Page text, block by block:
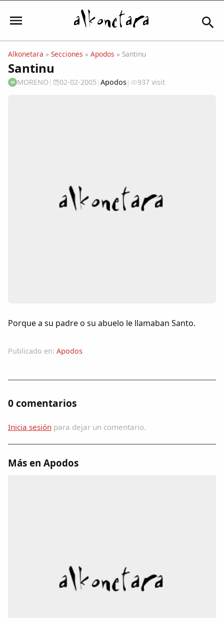
Iniciar sesión
Comunidad
Diccionario
Traductor
Alkonetara » Secciones » Apodos » Santinu
Santinu
M MORENO| 02-02-2005| Apodos| 937 visit
Porque a su padre o su abuelo le llamaban Santo.
Publicado en: Apodos
0 comentarios
Inicia sesión para dejar un comentario.
Más en Apodos